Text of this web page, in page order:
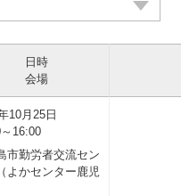
日時
会場
10月25日
16:00
市勤労者交流セン
よかセンター鹿児